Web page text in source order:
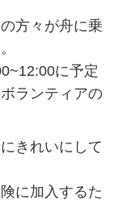
方々が舟に乗
に予定
ランティアの
きれいにして
に加入するた